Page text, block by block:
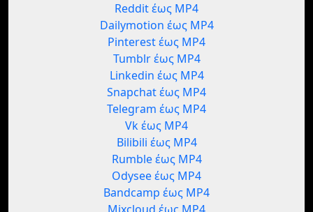
Reddit έως MP4
Dailymotion έως MP4
Pinterest έως MP4
Tumblr έως MP4
Linkedin έως MP4
Snapchat έως MP4
Telegram έως MP4
Vk έως MP4
Bilibili έως MP4
Rumble έως MP4
Odysee έως MP4
Bandcamp έως MP4